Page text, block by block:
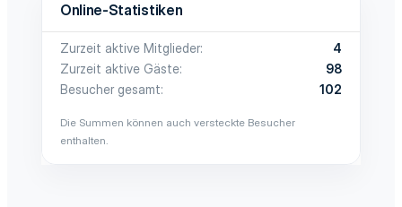
Online-Statistiken
Zurzeit aktive Mitglieder
4
Zurzeit aktive Gäste
98
Besucher gesamt
102
Die Summen können auch versteckte Besucher
enthalten.